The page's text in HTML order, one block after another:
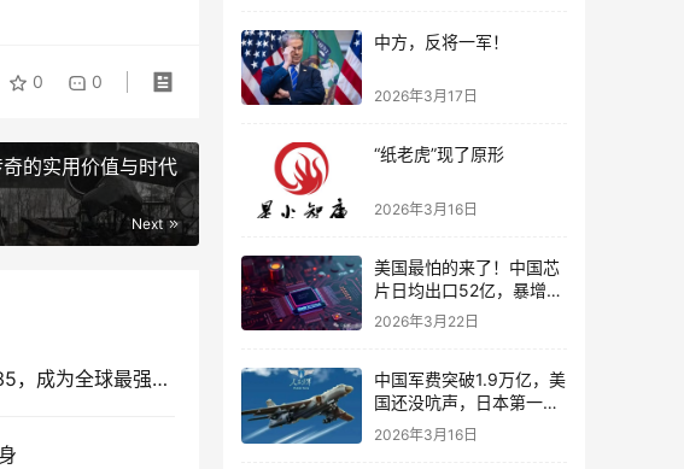
0 0
的实用价值与时代
Next
沈飞首席一锤定音：歼-35超越F-35，成为全球最强五代隐身机
中方，反将一军！
2026年3月17日
“纸老虎”现了原形
2026年3月16日
美国最怕的来了！中国芯
片日均出口52亿，暴增近
70%，根本防不住
2026年3月22日
中国军费突破1.9万亿，美
国还没吭声，日本第一个
跳了出来
2026年3月16日